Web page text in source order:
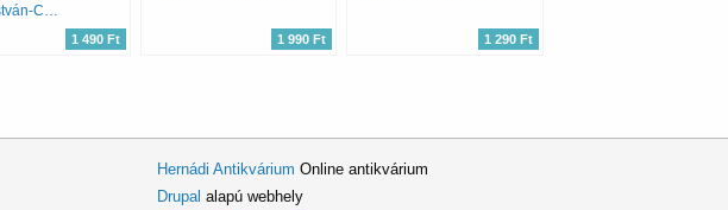
1 490 Ft 1 990 Ft 1 290 Ft
Hernádi Antikvárium Online antikvárium
Drupal alapú webhely